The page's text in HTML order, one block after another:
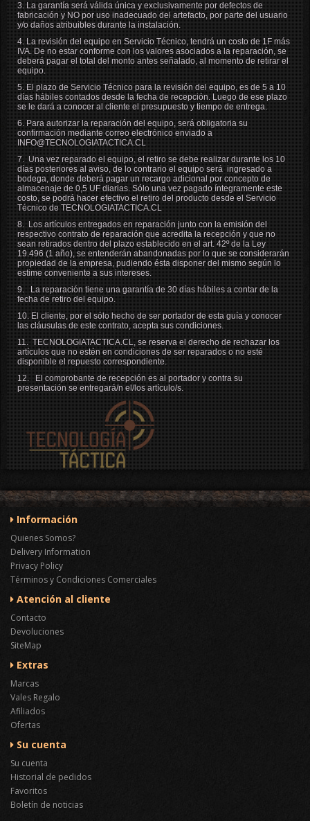
3. La garantía será válida única y exclusivamente por defectos de
fabricación y NO por uso inadecuado del artefacto, por parte del usuario
y/o daños atribuibles durante la instalación.
4. La revisión del equipo en Servicio Técnico, tendrá un costo de 1F más
IVA. De no estar conforme con los valores asociados a la reparación, se
deberá pagar el total del monto antes señalado, al momento de retirar el
equipo.
5. El plazo de Servicio Técnico para la revisión del equipo, es de 5 a 10
días hábiles contados desde la fecha de recepción. Luego de ese plazo
se le dará a conocer al cliente el presupuesto y tiempo de entrega.
6. Para autorizar la reparación del equipo, será obligatoria su
confirmación mediante correo electrónico enviado a
INFO@TECNOLOGIATACTICA.CL
7. Una vez reparado el equipo, el retiro se debe realizar durante los 10
días posteriores al aviso, de lo contrario el equipo será ingresado a
bodega, donde deberá pagar un recargo adicional por concepto de
almacenaje de 0,5 UF diarias. Sólo una vez pagado íntegramente este
costo, se podrá hacer efectivo el retiro del producto desde el Servicio
Técnico deTECNOLOGIATACTICA.CL
8. Los artículos entregados en reparación junto con la emisión del
respectivo contrato de reparación que acredita la recepción y que no
sean retirados dentro del plazo establecido en el art. 42º de la Ley
19.496 (1 año), se entenderán abandonadas por lo que se considerarán
propiedad de la empresa, pudiendo ésta disponer del mismo según lo
estime conveniente a sus intereses.
9. La reparación tiene una garantía de 30 días hábiles a contar de la
fecha de retiro del equipo.
10. El cliente, por el sólo hecho de ser portador de esta guía y conocer
las cláusulas de este contrato, acepta sus condiciones.
11.TECNOLOGIATACTICA.CL, se reserva el derecho de rechazar los
artículos que no estén en condiciones de ser reparados o no esté
disponible el repuesto correspondiente.
12. El comprobante de recepción es al portador y contra su
presentación se entregará/n el/los artículo/s.
Información
Quienes Somos?
Delivery Information
Privacy Policy
Términos y Condiciones Comerciales
Atención al cliente
Contacto
Devoluciones
SiteMap
Extras
Marcas
Vales Regalo
Afiliados
Ofertas
Su cuenta
Su cuenta
Historial de pedidos
Favoritos
Boletín de noticias